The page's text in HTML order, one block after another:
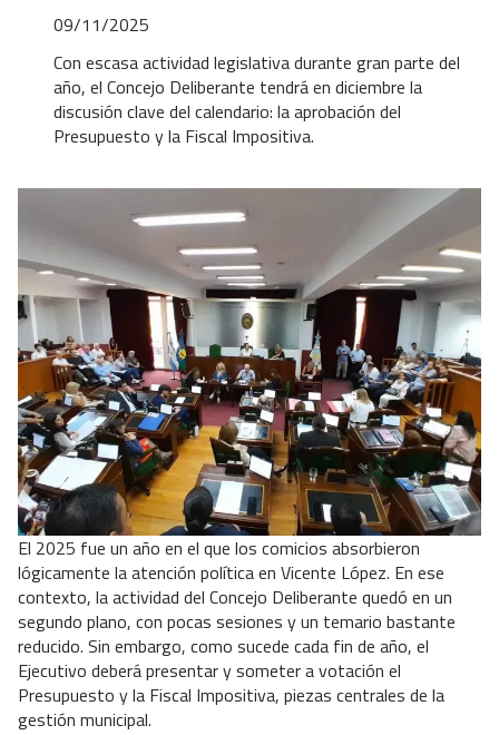
Con escasa actividad legislativa durante gran parte del
año, el Concejo Deliberante tendrá en diciembre la
discusión clave del calendario: la aprobación del
Presupuesto y la Fiscal Impositiva.
09/11/2025
El 2025 fue un año en el que los comicios absorbieron
lógicamente la atención política en Vicente López. En ese
contexto, la actividad del Concejo Deliberante quedó en un
segundo plano, con pocas sesiones y un temario bastante
reducido. Sin embargo, como sucede cada fin de año, el
Ejecutivo deberá presentar y someter a votación el
Presupuesto y la Fiscal Impositiva, piezas centrales de la
gestión municipal.